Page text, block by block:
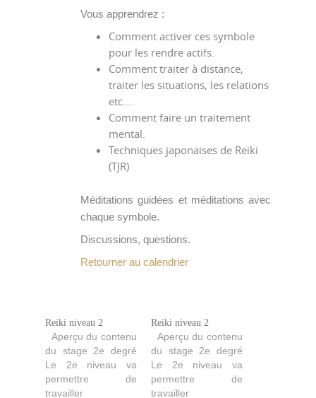
Vous apprendrez :
Comment activer ces symbole
pour les rendre actifs.
Comment traiter à distance,
traiter les situations, les relations
etc….
Comment faire un traitement
mental.
Techniques japonaises de Reiki
(TJR)
Méditations guidées et méditations avec
chaque symbole.
Discussions, questions.
Retourner au calendrier
Reiki niveau 2
Aperçu du contenu
du stage 2e degré
Le 2e niveau va
permettre de
travailler
Reiki niveau 2
Aperçu du contenu
du stage 2e degré
Le 2e niveau va
permettre de
travailler